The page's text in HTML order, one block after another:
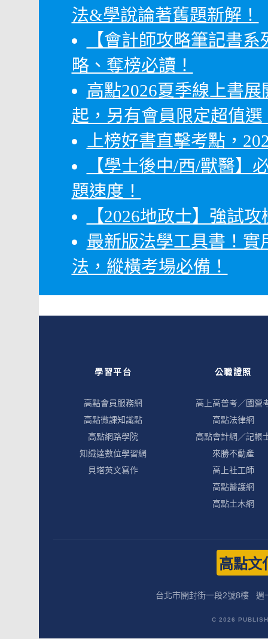
法&學說論著舊題新解！
【會計師攻略筆記書
略、奪榜必讀！
高點2026夏季線上書
起，另有會員限定超值選
上榜好書直擊考點，
【學士後中/西/獸醫】
題速度！
【2026地政士】強試
最新版法學工具書！
法，縱橫考場必備！
學習平台
高點會員服務網
高點微課知識點
高點網路學院
知識達數位學習網
貝塔英文寫作
公職證照
高上高普考／國營
高點法律網
高點會計網／記帳
來勝不動產
高上社工師
高點醫護網
高點土木網
高點文
台北市開封街一段2號8樓 週
C 2026